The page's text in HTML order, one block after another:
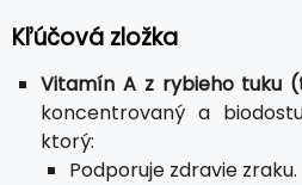
Kľúčová zložka
Vitamín A z rybieho tuku
koncentrovaný a
ktorý:
Podporuje zdravie zraku.